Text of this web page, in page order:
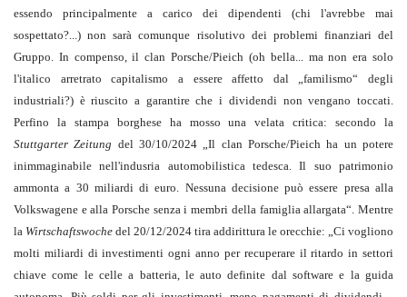
essendo principalmente a carico dei dipendenti (chi l'avrebbe mai
sospettato?...) non sarà comunque risolutivo dei problemi finanziari del
Gruppo. In compenso, il clan Porsche/Pieich (oh bella... ma non era solo
l'italico arretrato capitalismo a essere affetto dal „familismo“ degli
industriali?) è riuscito a garantire che i dividendi non vengano toccati.
Perfino la stampa borghese ha mosso una velata critica: secondo la
Stuttgarter Zeitung del 30/10/2024 „Il clan Porsche/Pieich ha un potere
inimmaginabile nell'indusria automobilistica tedesca. Il suo patrimonio
ammonta a 30 miliardi di euro. Nessuna decisione può essere presa alla
Volkswagene e alla Porsche senza i membri della famiglia allargata“. Mentre
la Wirtschaftswoche del 20/12/2024 tira addirittura le orecchie: „Ci vogliono
molti miliardi di investimenti ogni anno per recuperare il ritardo in settori
chiave come le celle a batteria, le auto definite dal software e la guida